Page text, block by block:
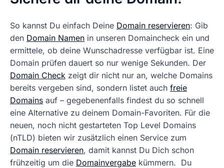
So kannst Du einfach Deine Domain reservieren: Gib
den Domain Namen in unseren Domaincheck ein und
ermittele, ob deine Wunschadresse verfügbar ist. Eine
Domain prüfen dauert so nur wenige Sekunden. Der
Domain Check zeigt dir nicht nur an, welche Domains
bereits vergeben sind, sondern listet auch freie
Domains auf – gegebenenfalls findest du so schnell
eine Alternative zu deinem Domain-Favoriten. Für die
neuen, noch nicht gestarteten Top Level Domains
(nTLD) bieten wir zusätzlich einen Service zum
Domain reservieren, damit kannst Du Dich schon
frühzeitig um die Domainvergabe kümmern. Du